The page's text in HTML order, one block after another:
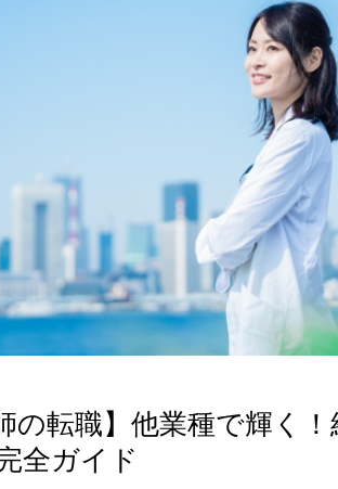
の転職】他業種で輝く
全ガイド